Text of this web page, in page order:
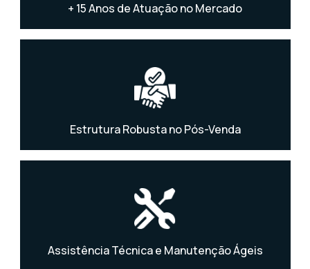
+ 15 Anos de Atuação no Mercado
Estrutura Robusta no Pós-Venda
Assistência Técnica e Manutenção Ágeis